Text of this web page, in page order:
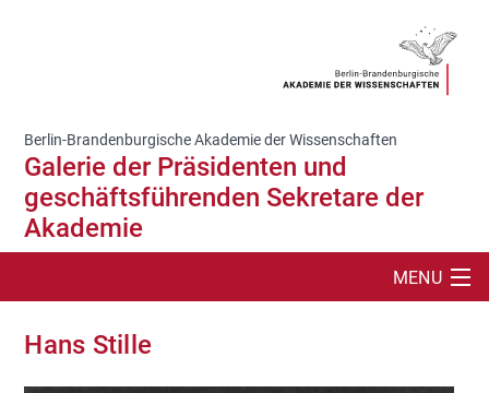
Berlin-Brandenburgische Akademie der Wissenschaften
Galerie der Präsidenten und
geschäftsführenden Sekretare der
Akademie
MENU
SUCHE
Hans Stille